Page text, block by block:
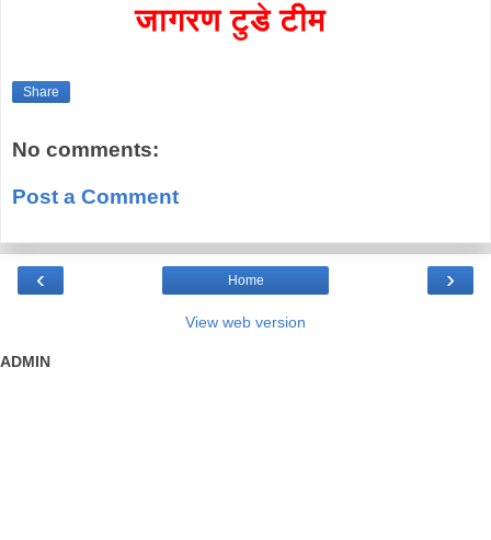
जागरण टुडे टीम
Share
No comments:
Post a Comment
‹ ›
Home
View web version
ADMIN